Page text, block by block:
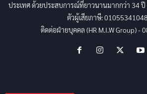
ประเทศ ด้วยประสบการณ์ที่ยาวนานมากกว่า 34 ปี
ตัวผู้เสียภาษี:
ติดต่อฝ่ายบุคคล (HR M.I.W Group) -